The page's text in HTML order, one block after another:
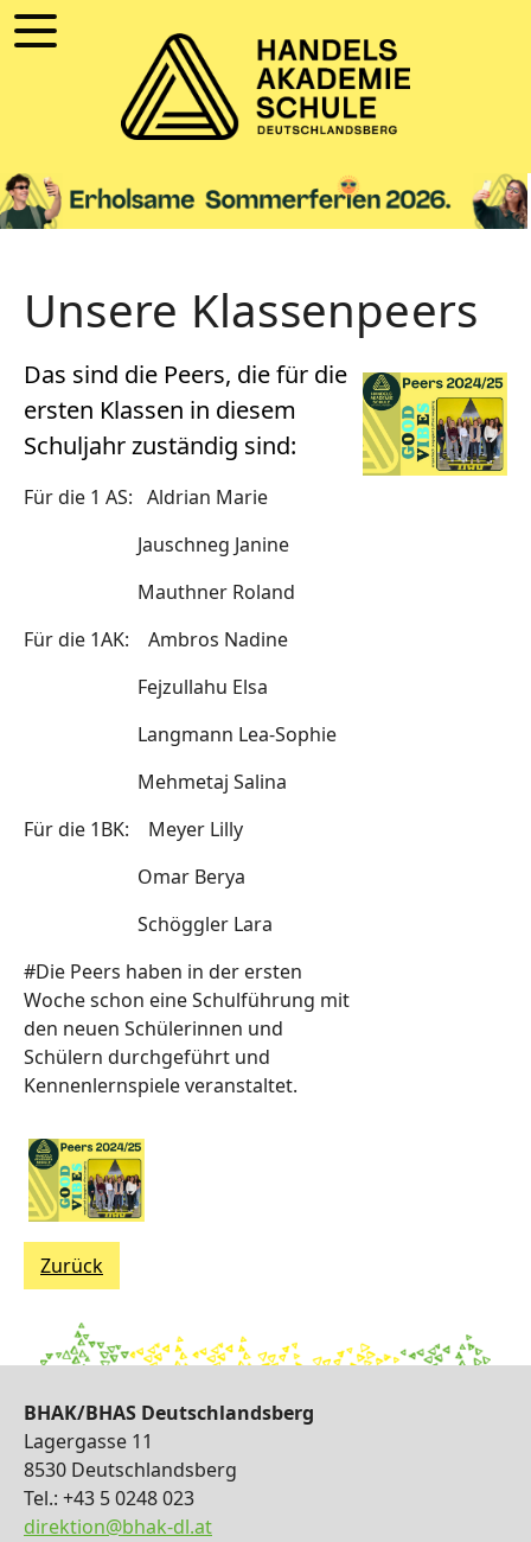
Unsere Klassenpeers
Das sind die Peers, die für die
ersten Klassen in diesem
Schuljahr zuständig sind:
Für die 1 AS: Aldrian Marie
Jauschneg Janine
Mauthner Roland
Für die 1AK: Ambros Nadine
Fejzullahu Elsa
Langmann Lea-Sophie
Mehmetaj Salina
Für die 1BK: Meyer Lilly
Omar Berya
Schöggler Lara
#Die Peers haben in der ersten
Woche schon eine Schulführung mit
den neuen Schülerinnen und
Schülern durchgeführt und
Kennenlernspiele veranstaltet.
Zurück
BHAK/BHAS Deutschlandsberg
Lagergasse 11
8530 Deutschlandsberg
Tel.: +43 5 0248 023
direktion@bhak-dl.at